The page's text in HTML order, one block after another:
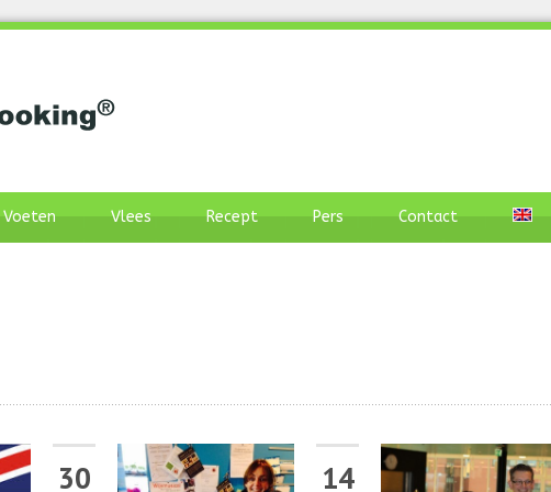
Voeten Vlees Recept Pers Contact
30 14